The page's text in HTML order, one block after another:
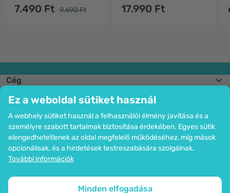
Ez a weboldal sütiket használ
A webhely sütiket használ a felhasználói élmény javítása és a
személyre szabott tartalmak biztosítása érdekében. Egyes sütik
elengedhetetlenek az oldal megfelelő működéséhez, míg mások
opcionálisak, és a hirdetések testreszabására szolgálnak.
További információk
Minden elfogadása
7.490 Ft 9.690 Ft 17.990 Ft
Cég
Csatlakozzon hozzánk
Segítség és megrendelések
Bankkártyás fizetési lehetőség. A személyes adatok garantált védelme
SSL titkosítással.
Az oldal térképe